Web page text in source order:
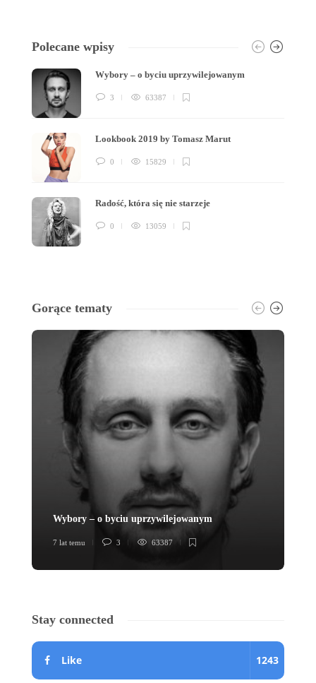
Polecane wpisy
Wybory – o byciu uprzywilejowanym
3 63387
Lookbook 2019 by Tomasz Marut
0 15829
Radość, która się nie starzeje
0 13059
Gorące tematy
Wybory – o byciu uprzywilejowanym
7 lat temu 3 63387
Stay connected
Like 1243